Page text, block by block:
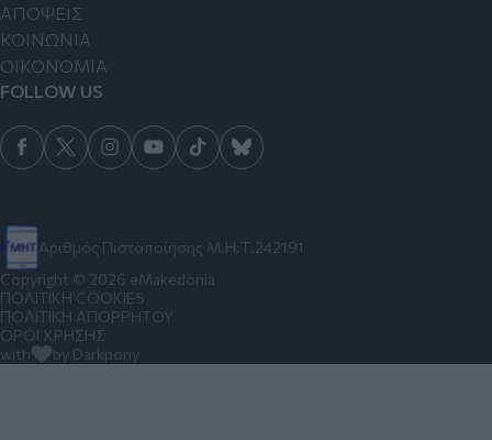
Αριθμός Πιστοποίησης Μ.Η.Τ.242191
ΑΠΟΨΕΙΣ
ΚΟΙΝΩΝΙΑ
ΟΙΚΟΝΟΜΙΑ
FOLLOW US
Copyright © 2026 eMakedonia
ΠΟΛΙΤΙΚΗ COOKIES
ΠΟΛΙΤΙΚΗ ΑΠΟΡΡΗΤΟΥ
ΟΡΟΙ ΧΡΗΣΗΣ
with
by Darkpony